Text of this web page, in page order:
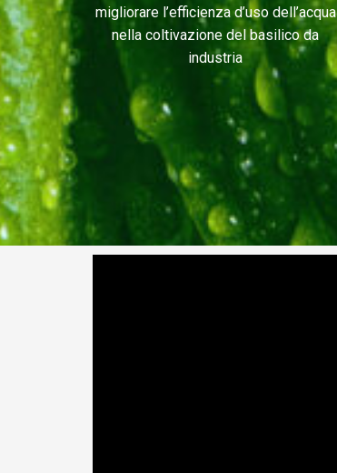
migliorare l’efficienza d’uso dell’acqua
nella coltivazione del basilico da
industria